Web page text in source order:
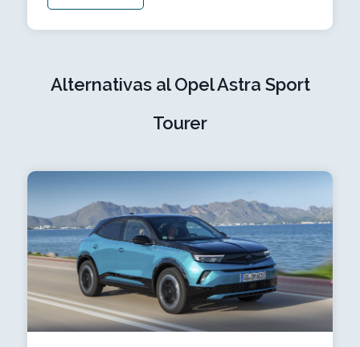
Alternativas al Opel Astra Sport
Tourer